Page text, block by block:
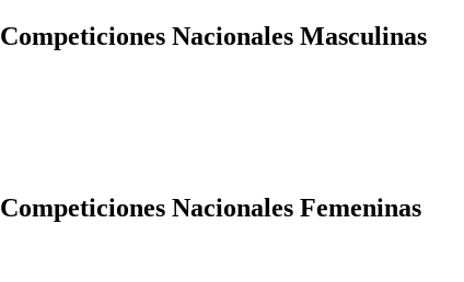
Competiciones Nacionales Masculinas
Competiciones Nacionales Femeninas